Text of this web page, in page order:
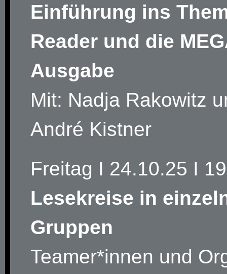
Einführung ins
Reader und die
Ausgabe
Mit: Nadja Rakowitz
André Kistner
Freitag I 24.10.25 I
Lesekreise in
Gruppen
Teamer*innen und